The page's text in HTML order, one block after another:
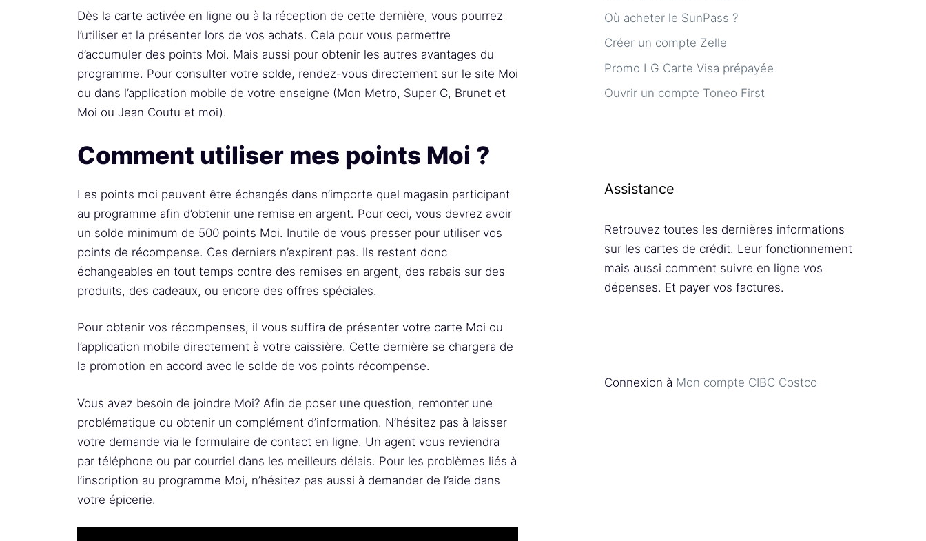
Dès la carte activée en ligne ou à la réception de cette dernière, vous pourrez
l’utiliser et la présenter lors de vos achats. Cela pour vous permettre
d’accumuler des points Moi. Mais aussi pour obtenir les autres avantages du
programme. Pour consulter votre solde, rendez-vous directement sur le site Moi
ou dans l’application mobile de votre enseigne (Mon Metro, Super C, Brunet et
Moi ou Jean Coutu et moi).
Comment utiliser mes points Moi ?
Les points moi peuvent être échangés dans n’importe quel magasin participant
au programme afin d’obtenir une remise en argent. Pour ceci, vous devrez avoir
un solde minimum de 500 points Moi. Inutile de vous presser pour utiliser vos
points de récompense. Ces derniers n’expirent pas. Ils restent donc
échangeables en tout temps contre des remises en argent, des rabais sur des
produits, des cadeaux, ou encore des offres spéciales.
Pour obtenir vos récompenses, il vous suffira de présenter votre carte Moi ou
l’application mobile directement à votre caissière. Cette dernière se chargera de
la promotion en accord avec le solde de vos points récompense.
Vous avez besoin de joindre Moi? Afin de poser une question, remonter une
problématique ou obtenir un complément d’information. N’hésitez pas à laisser
votre demande via le formulaire de contact en ligne. Un agent vous reviendra
par téléphone ou par courriel dans les meilleurs délais. Pour les problèmes liés à
l’inscription au programme Moi, n’hésitez pas aussi à demander de l’aide dans
votre épicerie.
Où acheter le SunPass ?
Créer un compte Zelle
Promo LG Carte Visa prépayée
Ouvrir un compte Toneo First
Assistance
Retrouvez toutes les dernières informations
sur les cartes de crédit. Leur fonctionnement
mais aussi comment suivre en ligne vos
dépenses. Et payer vos factures.
Connexion à Mon compte CIBC Costco